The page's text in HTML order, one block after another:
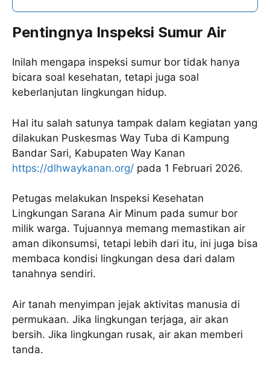
Pentingnya Inspeksi Sumur Air
Inilah mengapa inspeksi sumur bor tidak hanya
bicara soal kesehatan, tetapi juga soal
keberlanjutan lingkungan hidup.
Hal itu salah satunya tampak dalam kegiatan yang
dilakukan Puskesmas Way Tuba di Kampung
Bandar Sari, Kabupaten Way Kanan
https://dlhwaykanan.org/ pada 1 Februari 2026.
Petugas melakukan Inspeksi Kesehatan
Lingkungan Sarana Air Minum pada sumur bor
milik warga. Tujuannya memang memastikan air
aman dikonsumsi, tetapi lebih dari itu, ini juga bisa
membaca kondisi lingkungan desa dari dalam
tanahnya sendiri.
Air tanah menyimpan jejak aktivitas manusia di
permukaan. Jika lingkungan terjaga, air akan
bersih. Jika lingkungan rusak, air akan memberi
tanda.